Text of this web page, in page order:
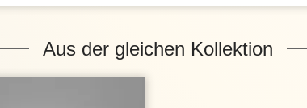
Aus der gleichen Kollektion